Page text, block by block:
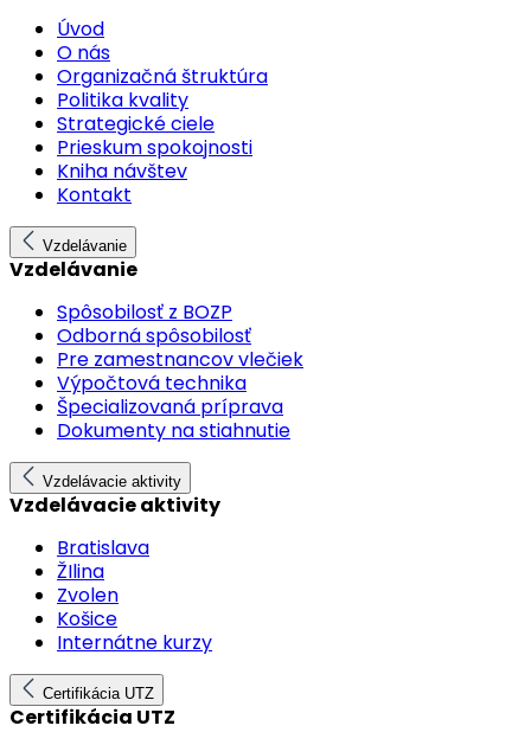
Úvod
O nás
Organizačná štruktúra
Politika kvality
Strategické ciele
Prieskum spokojnosti
Kniha návštev
Kontakt
Vzdelávanie
Vzdelávanie
Spôsobilosť z BOZP
Odborná spôsobilosť
Pre zamestnancov vlečiek
Výpočtová technika
Špecializovaná príprava
Dokumenty na stiahnutie
Vzdelávacie aktivity
Vzdelávacie aktivity
Bratislava
ŽIlina
Zvolen
Košice
Internátne kurzy
Certifikácia UTZ
Certifikácia UTZ